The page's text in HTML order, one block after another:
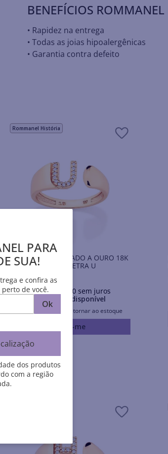
BENEFÍCIOS ROMMANEL
• Rapidez na entrega
• Todas as joias hipoalergênicas
• Garantia contra defeito
Rommanel História
ANEL LETRA BANHADO A OURO 18K
COM ZIRCÔNIAS -LETRA U
R$ 299,00
Em até10xR$ 90sem juros
Produto Indisponível
Avise-me quando retornar ao estoque
Avise-me
PARA
SUA!
e confira as
perto de você.
Ok
dos produtos
com a região